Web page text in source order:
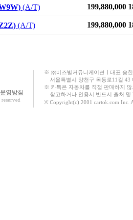
더 뉴 스타리아
Hybrid
The all new 싼타페
액티언
(A/T) 199,880,000
(A/T) 199,880,000
운영방침
※ ㈜비즈빌커뮤니케이션ㅣ대표 송
서울특별시 양천구 목동로11길
※ 카톡은 자동차를 직접 판매하지
참고하거나 인용시 반드시 출처 및
※ Copyright(c) 2001 cartok.com Inc.